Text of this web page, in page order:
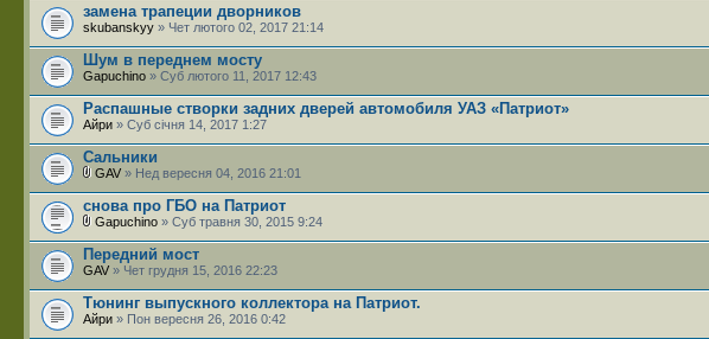
замена трапеции дворников
skubanskyy » Чет лютого 02, 2017 21:14
Шум в переднем мосту
Gapuchino » Суб лютого 11, 2017 12:43
Распашные створки задних дверей автомобиля УАЗ «Патриот»
Айри » Суб січня 14, 2017 1:27
Сальники
GAV » Нед вересня 04, 2016 21:01
снова про ГБО на Патриот
Gapuchino » Суб травня 30, 2015 9:24
Передний мост
GAV » Чет грудня 15, 2016 22:23
Тюнинг выпускного коллектора на Патриот.
Айри » Пон вересня 26, 2016 0:42